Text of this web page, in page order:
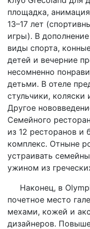
площадка,
13–17 лет
игры). В
виды спорта,
детей и вечерние
несомненно
детьми. В отеле
стульчики,
Другое
Семейного
из 12 ресторанов и
комплекс. Отныне
устраивать
ужином из
Наконец, в
почетное место
мехами, кожей и
дизайнеров.